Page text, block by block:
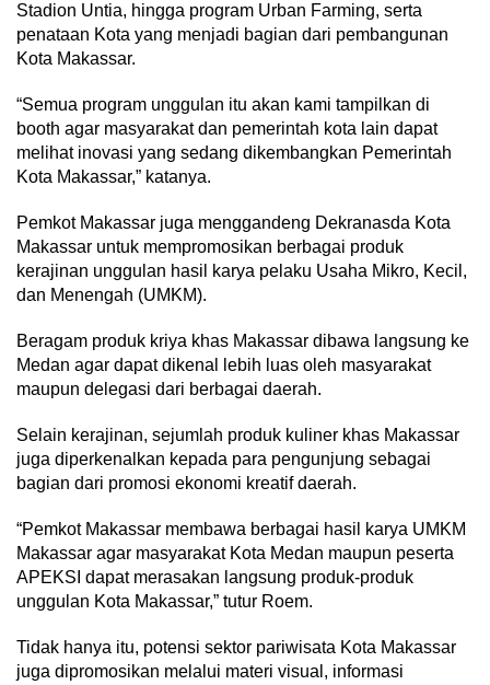
Stadion Untia, hingga program Urban Farming, serta
penataan Kota yang menjadi bagian dari pembangunan
Kota Makassar.
“Semua program unggulan itu akan kami tampilkan di
booth agar masyarakat dan pemerintah kota lain dapat
melihat inovasi yang sedang dikembangkan Pemerintah
Kota Makassar,” katanya.
Pemkot Makassar juga menggandeng Dekranasda Kota
Makassar untuk mempromosikan berbagai produk
kerajinan unggulan hasil karya pelaku Usaha Mikro, Kecil,
dan Menengah (UMKM).
Beragam produk kriya khas Makassar dibawa langsung ke
Medan agar dapat dikenal lebih luas oleh masyarakat
maupun delegasi dari berbagai daerah.
Selain kerajinan, sejumlah produk kuliner khas Makassar
juga diperkenalkan kepada para pengunjung sebagai
bagian dari promosi ekonomi kreatif daerah.
“Pemkot Makassar membawa berbagai hasil karya UMKM
Makassar agar masyarakat Kota Medan maupun peserta
APEKSI dapat merasakan langsung produk-produk
unggulan Kota Makassar,” tutur Roem.
Tidak hanya itu, potensi sektor pariwisata Kota Makassar
juga dipromosikan melalui materi visual, informasi